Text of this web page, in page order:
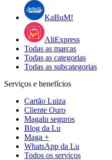
KaBuM!
AliExpress
Todas as marcas
Todas as categorias
Todas as subcategorias
Serviços e benefícios
Cartão Luiza
Cliente Ouro
Magalu seguros
Blog da Lu
Maga +
WhatsApp da Lu
Todos os serviços